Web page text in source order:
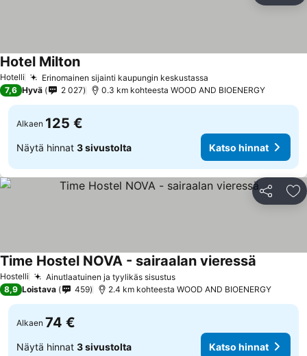
Hotelli Erinomainen sijainti kaupungin keskustassa
Hotel Milton
7,6 Hyvä 2 027 0.3 km kohteesta WOOD AND BIOENERGY
Alkaen 125 €
Näytä hinnat 3 sivustolta Katso hinnat
Jaa
Hostelli Ainutlaatuinen ja tyylikäs sisustus
Time Hostel NOVA - sairaalan vieressä
8,9 Loistava 459 2.4 km kohteesta WOOD AND BIOENERGY
Alkaen 74 €
Näytä hinnat 3 sivustolta Katso hinnat